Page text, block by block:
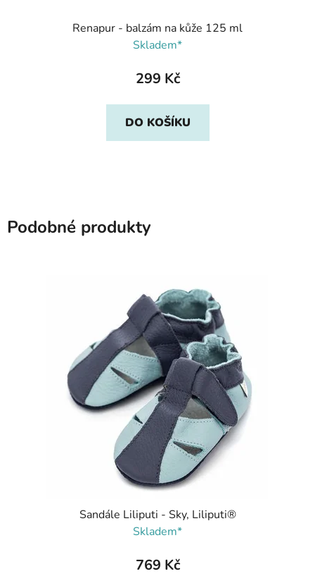
Renapur - balzám na kůže 125 ml
Skladem*
299 Kč
DO KOŠÍKU
Podobné produkty
Sandále Liliputi - Sky, Liliputi®
Skladem*
769 Kč